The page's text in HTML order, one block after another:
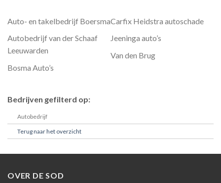
Auto- en takelbedrijf Boersma
Autobedrijf van der Schaaf
Leeuwarden
Bosma Auto’s
Carfix Heidstra autoschade
Jeeninga auto’s
Van den Brug
Bedrijven gefilterd op:
Autobedrijf
Terug naar het overzicht
OVER DE SOD